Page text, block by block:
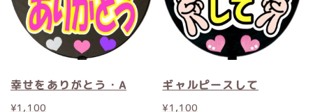
幸せをありがとう・A
¥1,100
ギャルピースして
¥1,100